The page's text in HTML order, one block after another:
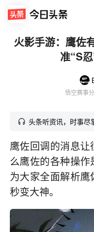
火影手游：鹰佐
准“S
悟空赛事
头条听资讯，时事尽
鹰佐回调的消息
么鹰佐的各种操
为大家全面解析
秒变大神。